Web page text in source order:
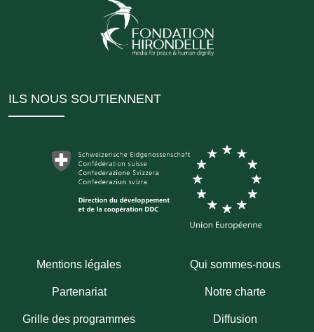
ILS NOUS SOUTIENNENT
Mentions légales Qui sommes-nous
Partenariat Notre charte
Grille des programmes Diffusion